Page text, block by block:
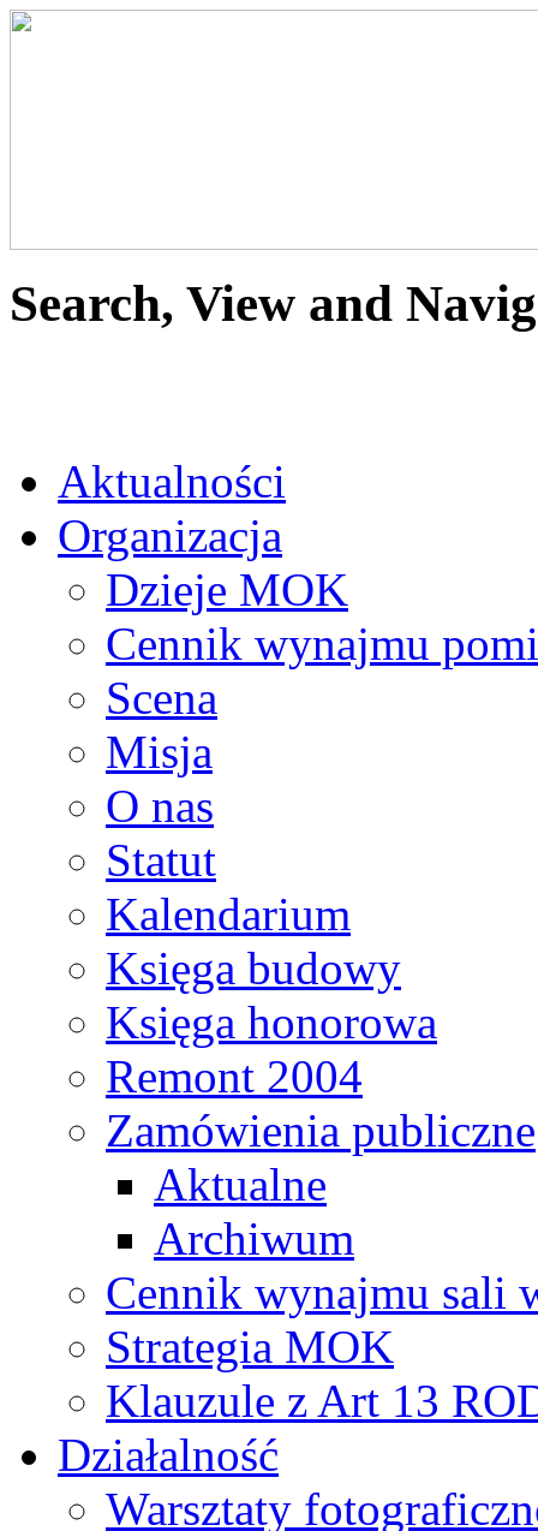
Search, View and
Aktualności
Organizacja
Dzieje MOK
Cennik wynajmu
Scena
Misja
O nas
Statut
Kalendarium
Księga budowy
Księga honorowa
Remont 2004
Zamówienia publiczne
Aktualne
Archiwum
Cennik wynajmu sali
Strategia MOK
Klauzule z Art 13
Działalność
Warsztaty